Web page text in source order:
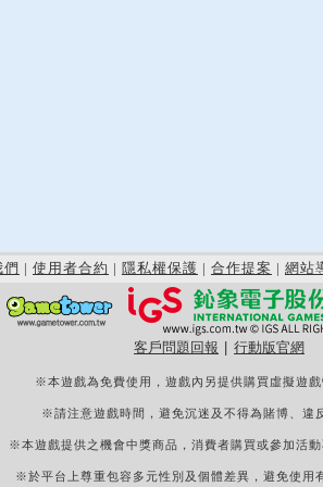
們 | 使用者合約 | 隱私權保護 | 合作提案 | 網站
客戶問題回報 行動版官網
※本遊戲為免費使用，遊戲內另提供購買虛擬遊戲
※請注意遊戲時間，避免沉迷及不得為賭博、違
※本遊戲提供之機會中獎商品，消費者購買或參加活動
※於平台上尊重包容多元性別及個體差異，避免使用